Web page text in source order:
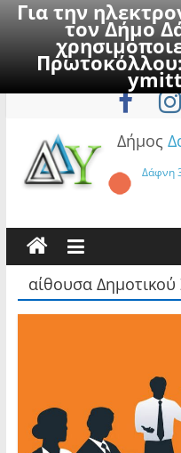
Για την
τον Δήμο
to
Κυριακή,
Δήμος
Δάφνη
αίθουσα